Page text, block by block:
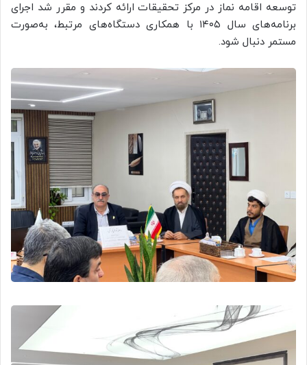
توسعه اقامه نماز در مرکز تحقیقات ارائه کردند و مقرر شد اجرای
برنامه‌های سال ۱۴۰۵ با همکاری دستگاه‌های مرتبط، به‌صورت
مستمر دنبال شود.